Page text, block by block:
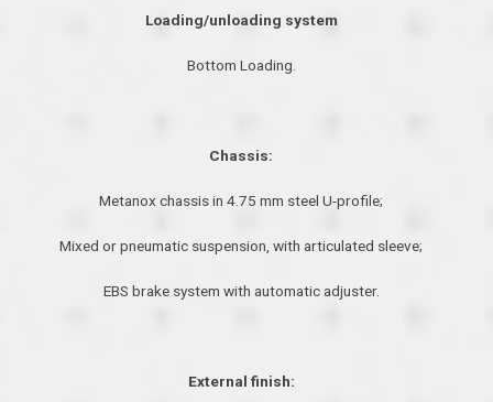
Loading/unloading system
Bottom Loading.
Chassis:
Metanox chassis in 4.75 mm steel U-profile;
Mixed or pneumatic suspension, with articulated sleeve;
EBS brake system with automatic adjuster.
External finish: